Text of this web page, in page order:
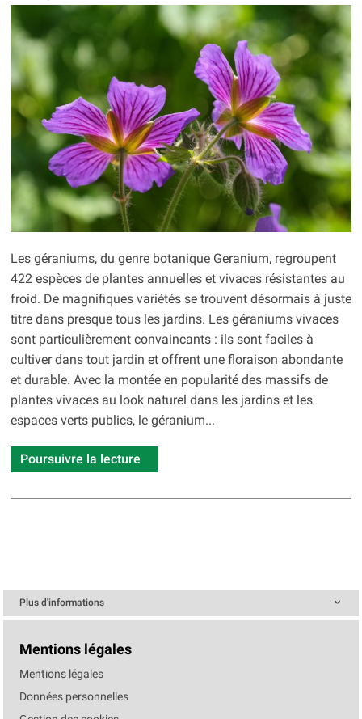
Les géraniums, du genre botanique Geranium, regroupent
422 espèces de plantes annuelles et vivaces résistantes au
froid. De magnifiques variétés se trouvent désormais à juste
titre dans presque tous les jardins. Les géraniums vivaces
sont particulièrement convaincants : ils sont faciles à
cultiver dans tout jardin et offrent une floraison abondante
et durable. Avec la montée en popularité des massifs de
plantes vivaces au look naturel dans les jardins et les
espaces verts publics, le géranium...
Poursuivre la lecture
Plus d'informations
Mentions légales
Mentions légales
Données personnelles